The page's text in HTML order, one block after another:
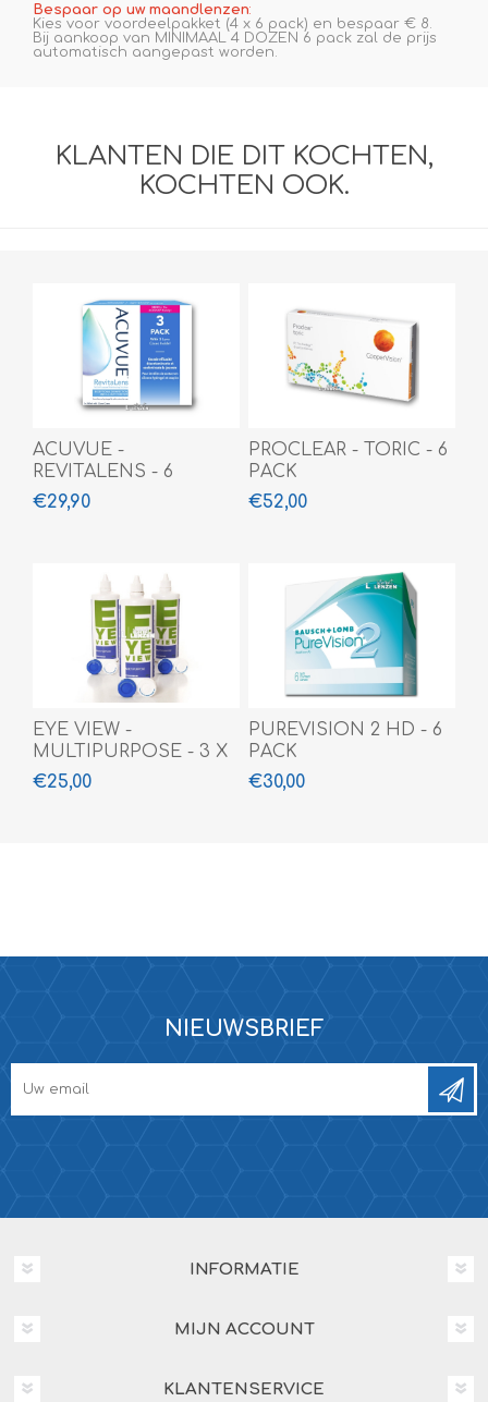
Bespaar op uw maandlenzen:
Kies voor voordeelpakket (4 x 6 pack) en bespaar € 8.
Bij aankoop van MINIMAAL 4 DOZEN 6 pack zal de prijs
automatisch aangepast worden.
KLANTEN DIE DIT KOCHTEN,
KOCHTEN OOK.
ACUVUE -
REVITALENS - 6
MAAND (3 X 360 ML)
€29,90
PROCLEAR - TORIC - 6
PACK
€52,00
EYE VIEW -
MULTIPURPOSE - 3 X
360 ML
€25,00
PUREVISION 2 HD - 6
PACK
€30,00
NIEUWSBRIEF
INFORMATIE
MIJN ACCOUNT
KLANTENSERVICE